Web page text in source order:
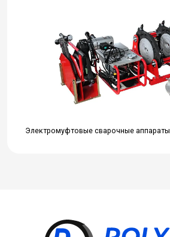
Электромуфтовые сварочные аппараты